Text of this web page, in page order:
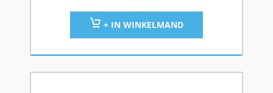
+ IN WINKELMAND